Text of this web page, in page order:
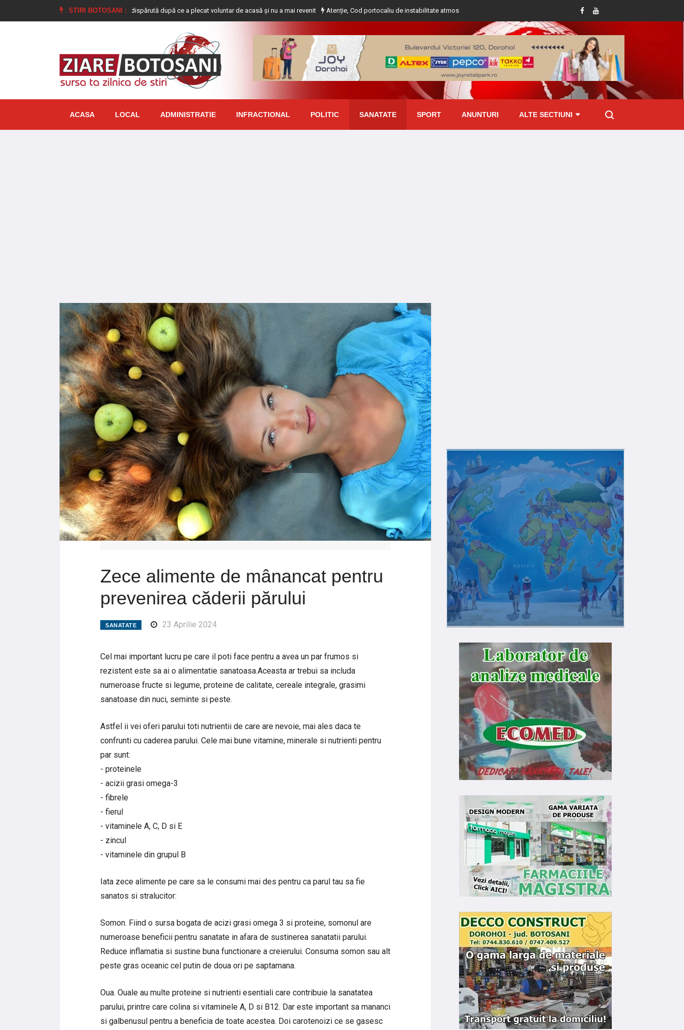
STIRI BOTOSANI :
de 17 ani, din Dimăcheni, dată dispărută după ce a plecat voluntar de acasă și nu a mai revenit Atenție, Cod portocaliu de instabilitate atmosferică pentru județul Botoșani! Femeie prinsă mangă la volan: șoferița de 49 de ani,
ACASA LOCAL ADMINISTRATIE INFRACTIONAL POLITIC SANATATE SPORT ANUNTURI ALTE SECTIUNI
Zece alimente de mânancat pentru
prevenirea căderii părului
SANATATE 23 Aprilie 2024
Cel mai important lucru pe care il poti face pentru a avea un par frumos si
rezistent este sa ai o alimentatie sanatoasa.Aceasta ar trebui sa includa
numeroase fructe si legume, proteine de calitate, cereale integrale, grasimi
sanatoase din nuci, seminte si peste.
Astfel ii vei oferi parului toti nutrientii de care are nevoie, mai ales daca te
confrunti cu caderea parului. Cele mai bune vitamine, minerale si nutrienti pentru
par sunt:
- proteinele
- acizii grasi omega-3
- fibrele
- fierul
- vitaminele A, C, D si E
- zincul
- vitaminele din grupul B
Iata zece alimente pe care sa le consumi mai des pentru ca parul tau sa fie
sanatos si stralucitor:
Somon. Fiind o sursa bogata de acizi grasi omega 3 si proteine, somonul are
numeroase beneficii pentru sanatate in afara de sustinerea sanatatii parului.
Reduce inflamatia si sustine buna functionare a creierului. Consuma somon sau alt
peste gras oceanic cel putin de doua ori pe saptamana.
Oua. Ouale au multe proteine si nutrienti esentiali care contribuie la sanatatea
parului, printre care colina si vitaminele A, D si B12. Dar este important sa mananci
si galbenusul pentru a beneficia de toate acestea. Doi carotenoizi ce se gasesc